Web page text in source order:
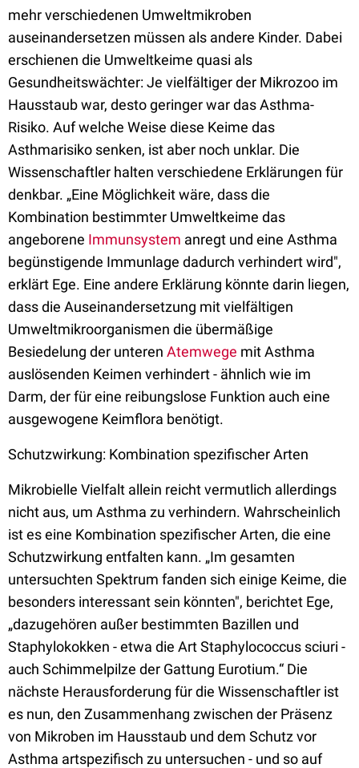
mehr verschiedenen Umweltmikroben
auseinandersetzen müssen als andere Kinder. Dabei
erschienen die Umweltkeime quasi als
Gesundheitswächter: Je vielfältiger der Mikrozoo im
Hausstaub war, desto geringer war das Asthma-
Risiko. Auf welche Weise diese Keime das
Asthmarisiko senken, ist aber noch unklar. Die
Wissenschaftler halten verschiedene Erklärungen für
denkbar. „Eine Möglichkeit wäre, dass die
Kombination bestimmter Umweltkeime das
angeborene Immunsystem anregt und eine Asthma
begünstigende Immunlage dadurch verhindert wird",
erklärt Ege. Eine andere Erklärung könnte darin liegen,
dass die Auseinandersetzung mit vielfältigen
Umweltmikroorganismen die übermäßige
Besiedelung der unteren Atemwege mit Asthma
auslösenden Keimen verhindert - ähnlich wie im
Darm, der für eine reibungslose Funktion auch eine
ausgewogene Keimflora benötigt.
Schutzwirkung: Kombination spezifischer Arten
Mikrobielle Vielfalt allein reicht vermutlich allerdings
nicht aus, um Asthma zu verhindern. Wahrscheinlich
ist es eine Kombination spezifischer Arten, die eine
Schutzwirkung entfalten kann. „Im gesamten
untersuchten Spektrum fanden sich einige Keime, die
besonders interessant sein könnten", berichtet Ege,
„dazugehören außer bestimmten Bazillen und
Staphylokokken - etwa die Art Staphylococcus sciuri -
auch Schimmelpilze der Gattung Eurotium.“ Die
nächste Herausforderung für die Wissenschaftler ist
es nun, den Zusammenhang zwischen der Präsenz
von Mikroben im Hausstaub und dem Schutz vor
Asthma artspezifisch zu untersuchen - und so auf